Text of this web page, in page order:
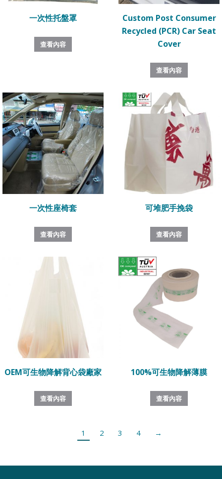
一次性托盤罩
查看內容
Custom Post Consumer
Recycled (PCR) Car Seat
Cover
查看內容
一次性座椅套
查看內容
可堆肥手挽袋
查看內容
OEM可生物降解背心袋廠家
查看內容
100%可生物降解薄膜
查看內容
1 2 3 4 →